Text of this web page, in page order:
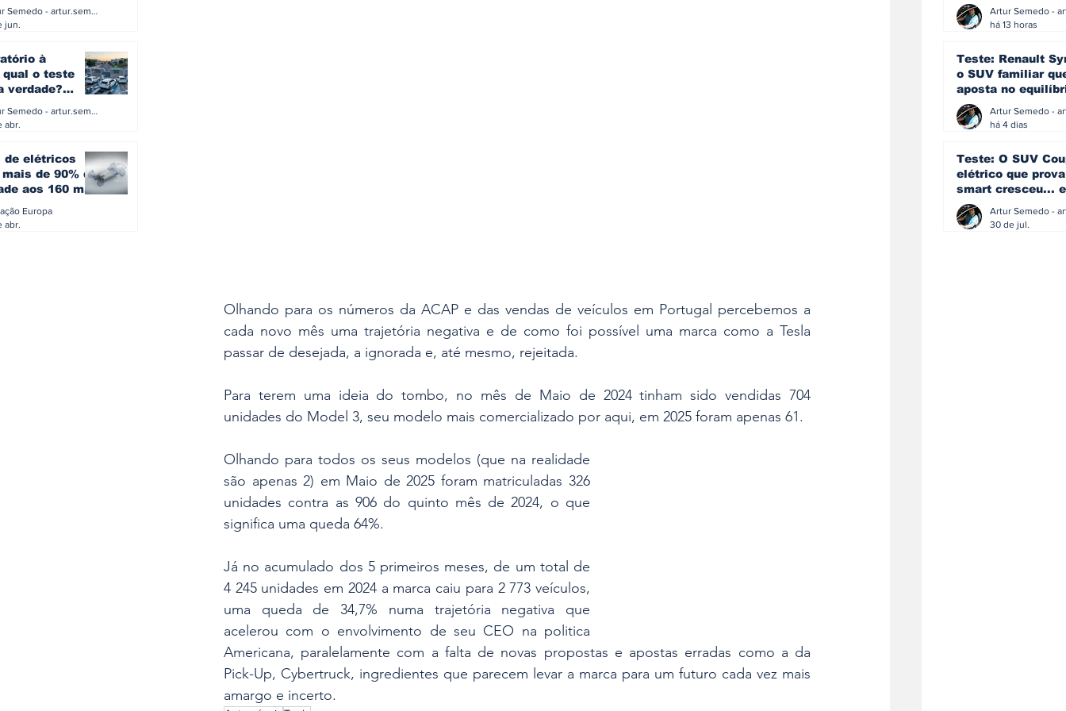
Artur Semedo - artur.semedo@publiracing.pt
jun.
à
qual o teste
verdade?
Artur Semedo - artur.semedo@publiracing.pt
abr.
de elétricos
de 90% da
aos 160 mil
Europa
abr.
Olhando para os números da ACAP e das vendas de veículos em Portugal percebemos a
cada novo mês uma trajetória negativa e de como foi possível uma marca como a Tesla
passar de desejada, a ignorada e, até mesmo, rejeitada.
Para terem uma ideia do tombo, no mês de Maio de 2024 tinham sido vendidas 704
unidades do Model 3, seu modelo mais comercializado por aqui, em 2025 foram apenas 61.
Olhando para todos os seus modelos (que na realidade
são apenas 2) em Maio de 2025 foram matriculadas 326
unidades contra as 906 do quinto mês de 2024, o que
significa uma queda 64%.
Já no acumulado dos 5 primeiros meses, de um total de
4 245 unidades em 2024 a marca caiu para 2 773 veículos,
uma queda de 34,7% numa trajetória negativa que
acelerou com o envolvimento de seu CEO na politica
Americana, paralelamente com a falta de novas propostas e apostas erradas como a da
Pick-Up, Cybertruck, ingredientes que parecem levar a marca para um futuro cada vez mais
amargo e incerto.
eficiência e
simplicidade
há 13 horas
Teste: Renault
o SUV familiar
aposta no
ainda acredita na
manualhá 4 dias
Teste: O SUV
elétrico que
smart cresceu... e
amadureceu
30 de jul.